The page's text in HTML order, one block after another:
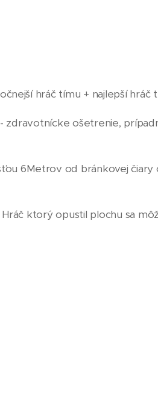
hráč tímu + najlepší hráč
ošetrenie,
6Metrov od bránkovej
ktorý opustil plochu sa